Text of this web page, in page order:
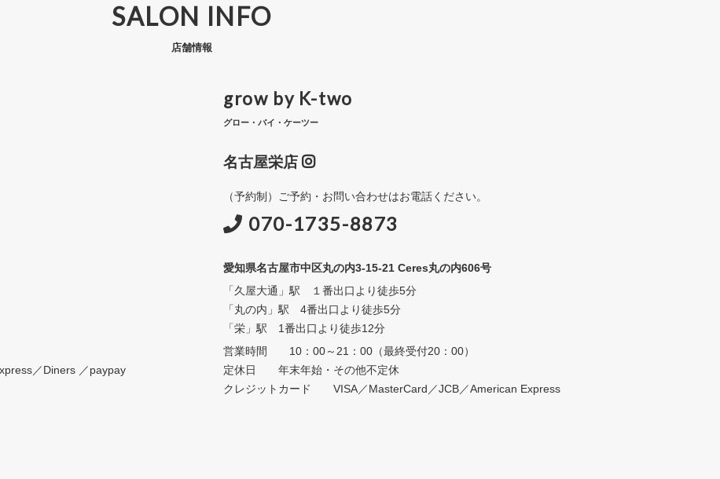
SALON INFO
店舗情報
／Diners ／paypay
grow by K-two
グロー・バイ・ケーツー
名古屋栄店
（予約制）ご予約・お問い合わせはお電話ください。
070-1735-8873
愛知県名古屋市中区丸の内3-15-21 Ceres丸の内606号
「久屋大通」駅 １番出口より徒歩5分
「丸の内」駅 4番出口より徒歩5分
「栄」駅 1番出口より徒歩12分
営業時間 10：00～21：00（最終受付20：00）
定休日 年末年始・その他不定休
クレジットカード VISA／MasterCard／JCB／American Express